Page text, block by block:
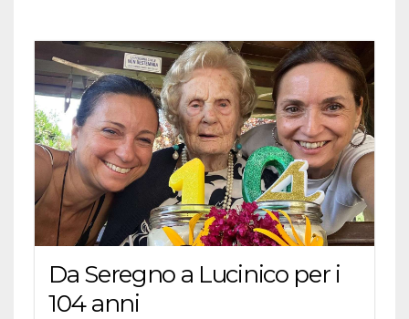
Da Seregno a Lucinico per i
104 anni